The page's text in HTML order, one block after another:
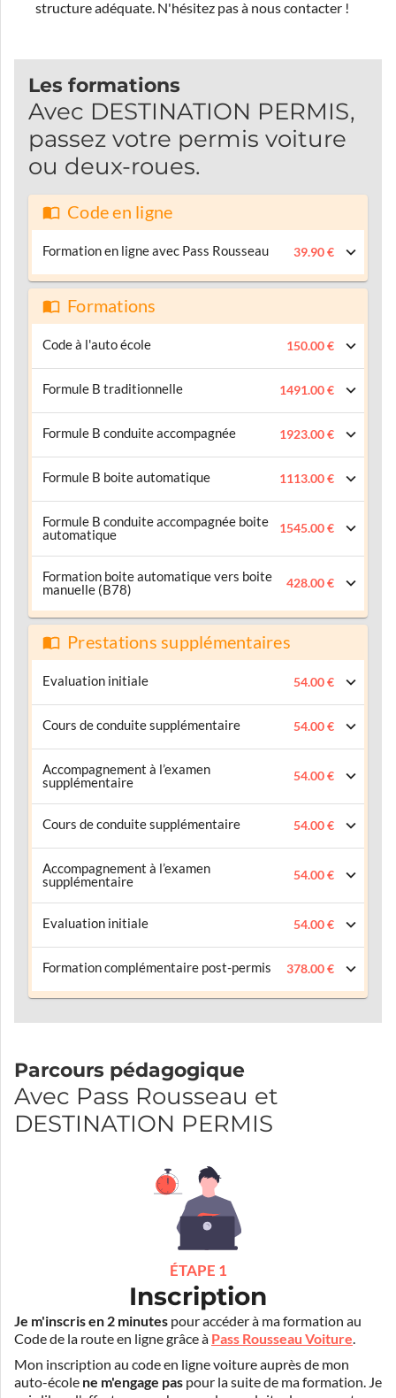
structure adéquate. N'hésitez pas à nous contacter !
Les formations
Avec DESTINATION PERMIS,
passez votre permis voiture
ou deux-roues.
Code en ligne
Formation en ligne avec Pass Rousseau 39.90 €
Formations
Code à l'auto école 150.00 €
Formule B traditionnelle 1491.00 €
Formule B conduite accompagnée 1923.00 €
Formule B boite automatique 1113.00 €
Formule B conduite accompagnée boite
automatique
1545.00 €
Formation boite automatique vers boite
manuelle (B78)
428.00 €
Prestations supplémentaires
Evaluation initiale 54.00 €
Cours de conduite supplémentaire 54.00 €
Accompagnement à l’examen
supplémentaire
54.00 €
Cours de conduite supplémentaire 54.00 €
Accompagnement à l’examen
supplémentaire
54.00 €
Evaluation initiale 54.00 €
Formation complémentaire post-permis 378.00 €
Parcours pédagogique
Avec Pass Rousseau et
DESTINATION PERMIS
ÉTAPE 1
Inscription
Je m'inscris en 2 minutes pour accéder à ma formation au
Code de la route en ligne grâce à Pass Rousseau Voiture.
Mon inscription au code en ligne voiture auprès de mon
auto-école ne m'engage pas pour la suite de ma formation. Je